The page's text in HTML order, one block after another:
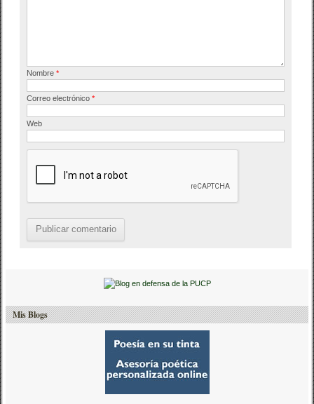
Nombre*
Correo electrónico*
Web
Mis Blogs